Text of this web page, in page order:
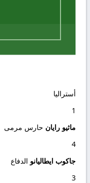
أستراليا
1
ماثيو رايان حارس مرمى
4
جاكوب ايطاليانو الدفاع
3